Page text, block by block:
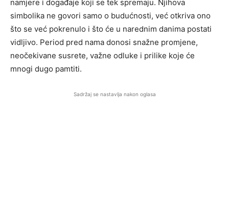
namjere i događaje koji se tek spremaju. Njihova
simbolika ne govori samo o budućnosti, već otkriva ono
što se već pokrenulo i što će u narednim danima postati
vidljivo. Period pred nama donosi snažne promjene,
neočekivane susrete, važne odluke i prilike koje će
mnogi dugo pamtiti.
Sadržaj se nastavlja nakon oglasa